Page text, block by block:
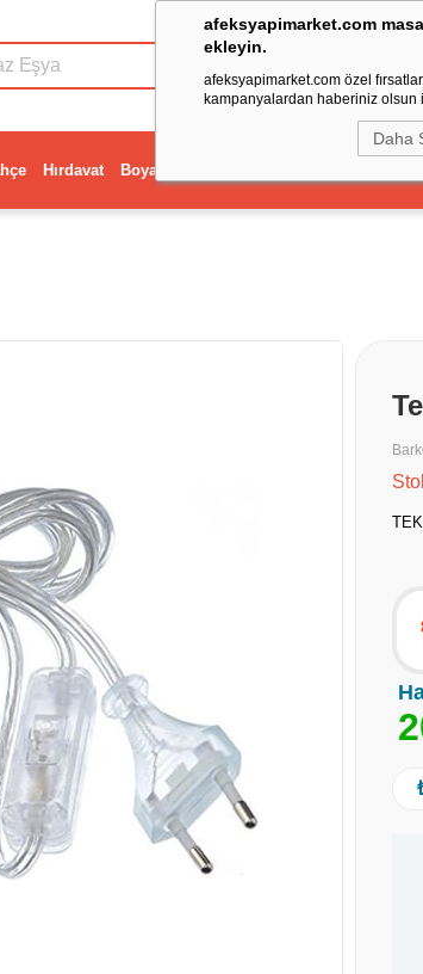
afeksyapimarket.com
ekleyin.
afeksyapimarket.com özel
kampanyalardan haberiniz olsun
Daha
Hırdavat Boya
2